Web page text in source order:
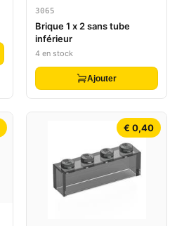
3065
Brique 1 x 2 sans tube
inférieur
4 en stock
Ajouter
€ 0,40